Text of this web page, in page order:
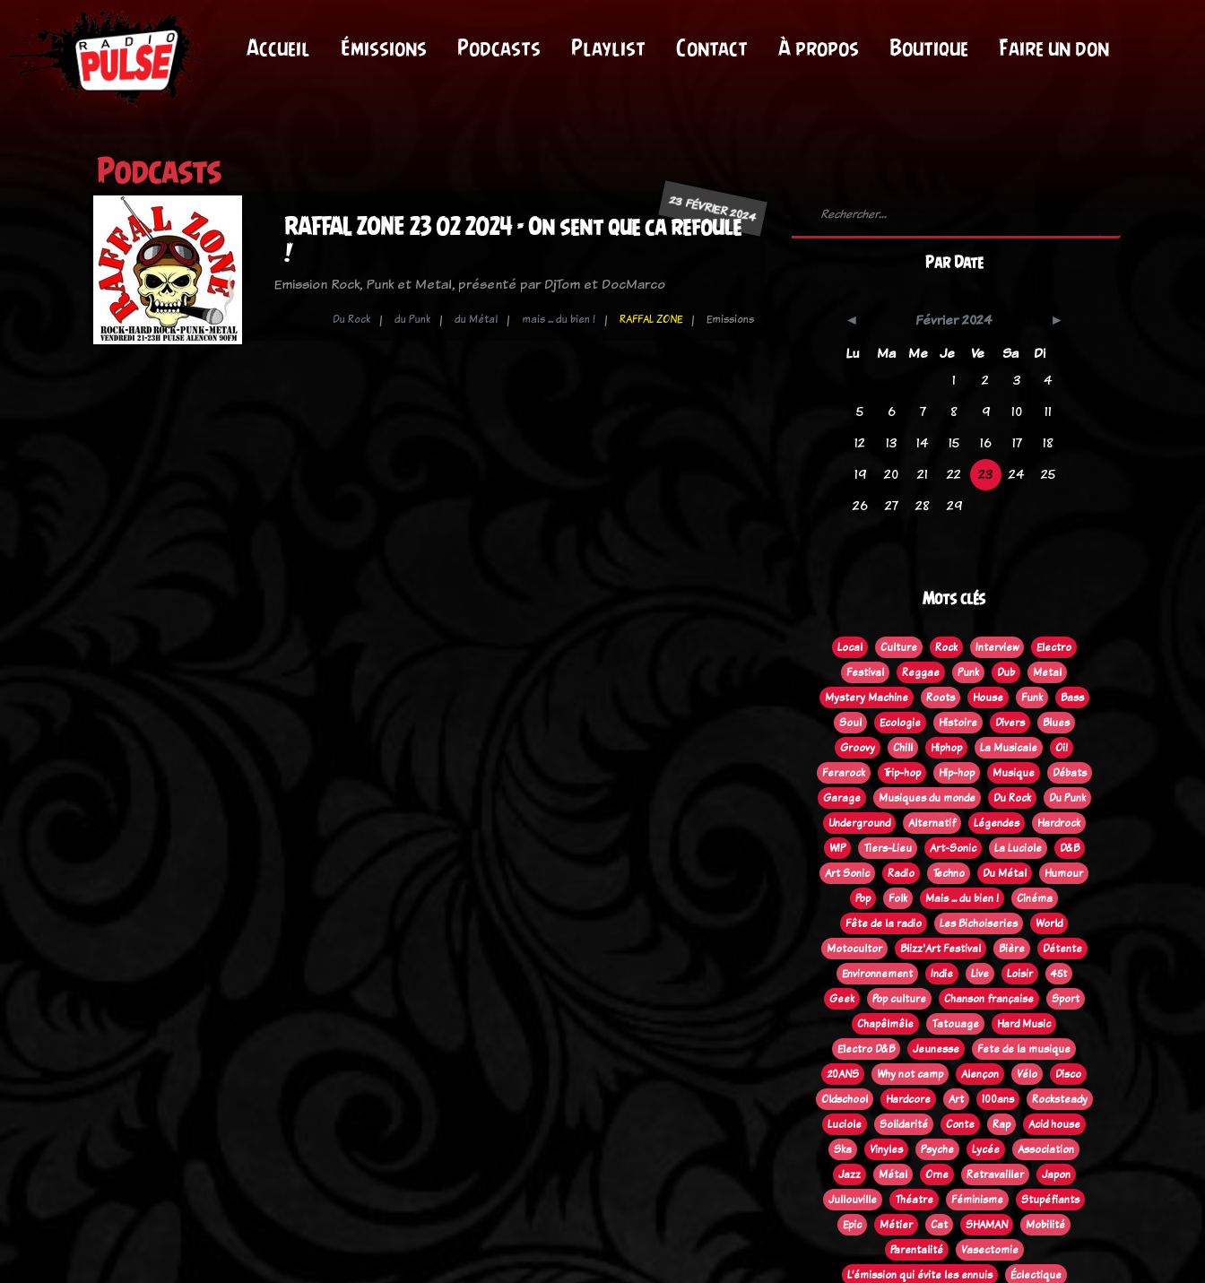
Accueil Émissions Podcasts Playlist Contact À propos Boutique Faire un don
Podcasts
23 FÉVRIER 2024
RAFFAL ZONE 23 02 2024 - On sent que ca refoule
!
Emission Rock, Punk et Metal, présenté par DjTom et DocMarco
Du Rock du Punk du Métal mais ... du bien ! RAFFAL ZONE Emissions
Par Date
Février 2024
Lu
Ma Me Je Ve Sa
Di
1
2 3
4
5
6 7 8 9 10
11
12
13 14 15 16 17
18
19
20 21 22 23 24
25
26
27 28 29
Mots clés
Local Culture Rock Interview
Electro
Festival
Reggae Punk Dub
Metal
Mystery Machine
Roots House Funk
Bass
Soul
Ecologie Histoire Divers
Blues
Groovy
Chill Hiphop La Musicale
Oi!
Ferarock
Trip-hop Hip-hop Musique
Débats
Garage
Musiques du monde Du Rock
Du Punk
Underground
Alternatif Légendes
Hardrock
WIP
Tiers-Lieu Art-Sonic La Luciole
D&B
Art Sonic
Radio Techno Du Métal
Humour
Pop
Folk Mais ... du bien !
Cinéma
Fête de la radio
Les Bichoiseries
World
Motocultor
Blizz'Art Festival Bière
Détente
Environnement
Indie Live Loisir
45t
Geek
Pop culture Chanson française
Sport
Chapêlmêle
Tatouage
Hard Music
Electro D&B
Jeunesse
Fete de la musique
20ANS
Why not camp Alençon Vélo
Disco
Oldschool
Hardcore Art 100ans
Rocksteady
Luciole
Solidarité Conte Rap
Acid house
Ska
Vinyles Psyche Lycée
Association
Jazz
Métal Orne Retravailler
Japon
Jullouville
Théatre Féminisme
Stupéfiants
Epic
Métier Cat SHAMAN
Mobilité
Parentalité
Vasectomie
L’émission qui évite les ennuis
Éclectique